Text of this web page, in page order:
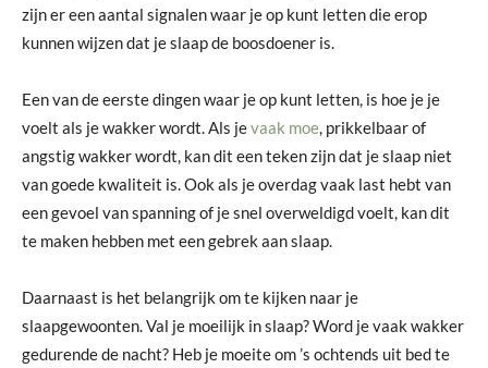
zijn er een aantal signalen waar je op kunt letten die erop
kunnen wijzen dat je slaap de boosdoener is.
Een van de eerste dingen waar je op kunt letten, is hoe je je
voelt als je wakker wordt. Als jevaak moe, prikkelbaar of
angstig wakker wordt, kan dit een teken zijn dat je slaap niet
van goede kwaliteit is. Ook als je overdag vaak last hebt van
een gevoel van spanning of je snel overweldigd voelt, kan dit
te maken hebben met een gebrek aan slaap.
Daarnaast is het belangrijk om te kijken naar je
slaapgewoonten. Val je moeilijk in slaap? Word je vaak wakker
gedurende de nacht? Heb je moeite om ’s ochtends uit bed te